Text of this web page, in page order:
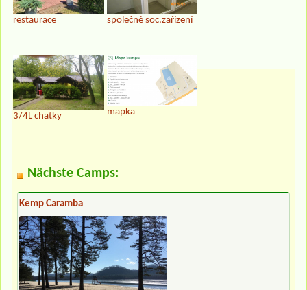
restaurace společné soc.zařízení
3/4L chatky mapka
Nächste Camps:
Kemp Caramba